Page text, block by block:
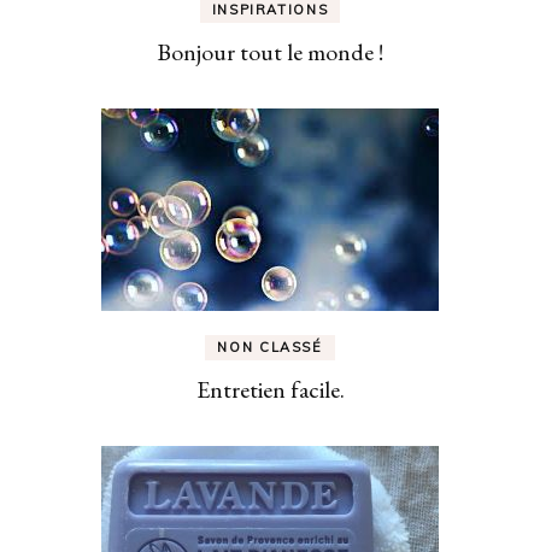
INSPIRATIONS
Bonjour tout le monde !
NON CLASSÉ
Entretien facile.